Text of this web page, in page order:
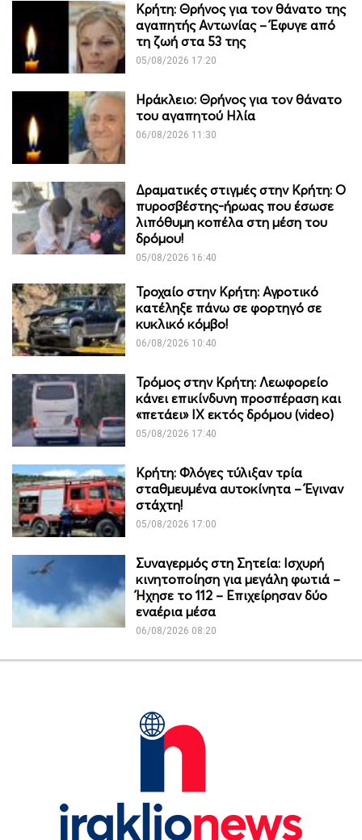
Κρήτη: Θρήνος για τον θάνατο της
αγαπητής Αντωνίας – Έφυγε από
τη ζωή στα 53 της
05/08/2026 17:20
Ηράκλειο: Θρήνος για τον θάνατο
του αγαπητού Ηλία
06/08/2026 11:30
Δραματικές στιγμές στην Κρήτη: Ο
πυροσβέστης-ήρωας που έσωσε
λιπόθυμη κοπέλα στη μέση του
δρόμου!
05/08/2026 16:40
Τροχαίο στην Κρήτη: Αγροτικό
κατέληξε πάνω σε φορτηγό σε
κυκλικό κόμβο!
06/08/2026 10:40
Τρόμος στην Κρήτη: Λεωφορείο
κάνει επικίνδυνη προσπέραση και
«πετάει» ΙΧ εκτός δρόμου (video)
05/08/2026 17:40
Κρήτη: Φλόγες τύλιξαν τρία
σταθμευμένα αυτοκίνητα – Έγιναν
στάχτη!
05/08/2026 17:00
Συναγερμός στη Σητεία: Ισχυρή
κινητοποίηση για μεγάλη φωτιά –
Ήχησε το 112 – Επιχείρησαν δύο
εναέρια μέσα
06/08/2026 08:20